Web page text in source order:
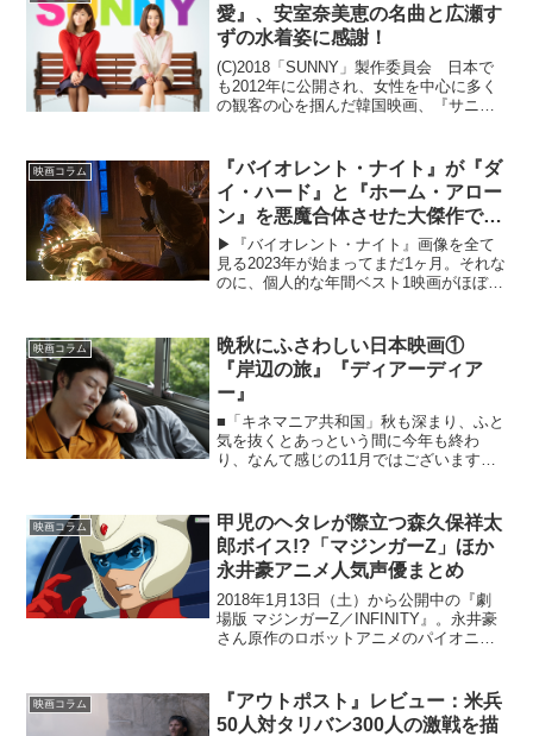
愛』、安室奈美恵の名曲と広瀬す
ずの水着姿に感謝！
(C)2018「SUNNY」製作委員会 日本で
も2012年に公開され、女性を中心に多く
の観客の心を掴んだ韓国映画、『サニー
き換えてリメイクした作品、『SUNNY ...
映画コラム
『バイオレント・ナイト』が『ダ
イ・ハード』と『ホーム・アロー
ン』を悪魔合体させた大傑作であ
る理由
▶︎『バイオレント・ナイト』画像を全て
見る2023年が始まってまだ1ヶ月。それな
のに、個人的な年間ベスト1映画がほぼほ
れている『バイオレント・ナイト』であ
る。まともじ...
映画コラム
晩秋にふさわしい日本映画①
『岸辺の旅』『ディアーディア
ー』
■「キネマニア共和国」秋も深まり、ふと
気を抜くとあっという間に今年も終わ
り、なんて感じの11月ではございます
ー』などなどお正月映画の華々しさを待
ち望みつつ……。《キ...
映画コラム
甲児のヘタレが際立つ森久保祥太
郎ボイス!?「マジンガーZ」ほか
永井豪アニメ人気声優まとめ
2018年1月13日（土）から公開中の『劇
場版 マジンガーZ／INFINITY』。永井豪
さん原作のロボットアニメのパイオニア
委員会『マジンガーZ』作品の主人公・兜
甲...
映画コラム
『アウトポスト』レビュー：米兵
50人対タリバン300人の激戦を描